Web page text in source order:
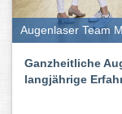
Augenlaser Team
Ganzheitliche
langjährige